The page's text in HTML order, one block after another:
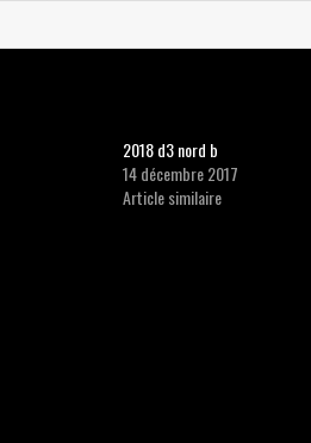
2018 d3 nord b
14 décembre 2017
Article similaire